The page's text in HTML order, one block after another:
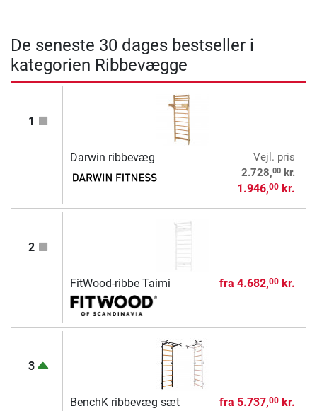
De seneste 30 dages bestseller i
kategorien Ribbevægge
1
Darwin ribbevæg
Vejl. pris
2.728,00kr.
1.946,00kr.
2
FitWood-ribbe Taimi fra 4.682,00kr.
3
BenchK ribbevæg sæt fra 5.737,00kr.